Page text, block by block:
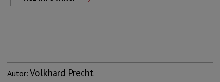
Autor: Volkhard Precht